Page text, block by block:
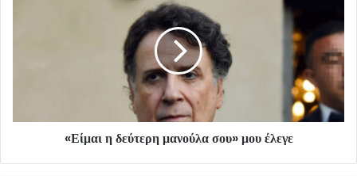
«Είμαι η δεύτερη μανούλα σου» μου έλεγε